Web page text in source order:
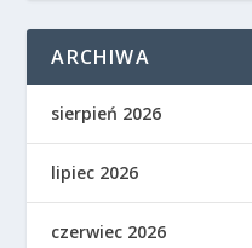
ARCHIWA
sierpień 2026
lipiec 2026
czerwiec 2026